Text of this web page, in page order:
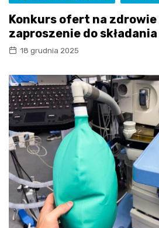
Konkurs ofert na zdrowie
zaproszenie do
18 grudnia 2025